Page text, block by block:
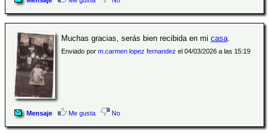
Muchas gracias, serás bien recibida en mi casa.
Enviado por m.carmen lopez fernandez el 04/03/2026 a las 15:19
Mensaje Me gusta No